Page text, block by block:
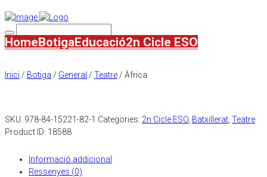
HomeBotigaEducació2n Cicle ESO
Inici / Botiga / General / Teatre / Àfrica
SKU: 978-84-15221-82-1 Categories: 2n Cicle ESO Batxillerat Teatre
Product ID: 18588
Informació addicional
Ressenyes (0)